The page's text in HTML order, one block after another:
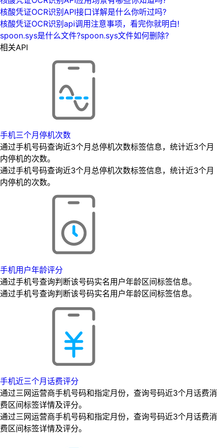
核酸凭证OCR识别API接口详解是什么你听过吗?
核酸凭证OCR识别api调用注意事项，看完你就明白!
spoon.sys是什么文件?spoon.sys文件如何删除?
相关API
手机三个月停机次数
通过手机号码查询近3个月总停机次数标签信息，统计近3个月
内停机的次数。
通过手机号码查询近3个月总停机次数标签信息，统计近3个月
内停机的次数。
手机用户年龄评分
通过手机号查询判断该号码实名用户年龄区间标签信息。
通过手机号查询判断该号码实名用户年龄区间标签信息。
手机近三个月话费评分
通过三网运营商手机号码和指定月份，查询号码近3个月话费消
费区间标签详情及评分。
通过三网运营商手机号码和指定月份，查询号码近3个月话费消
费区间标签详情及评分。